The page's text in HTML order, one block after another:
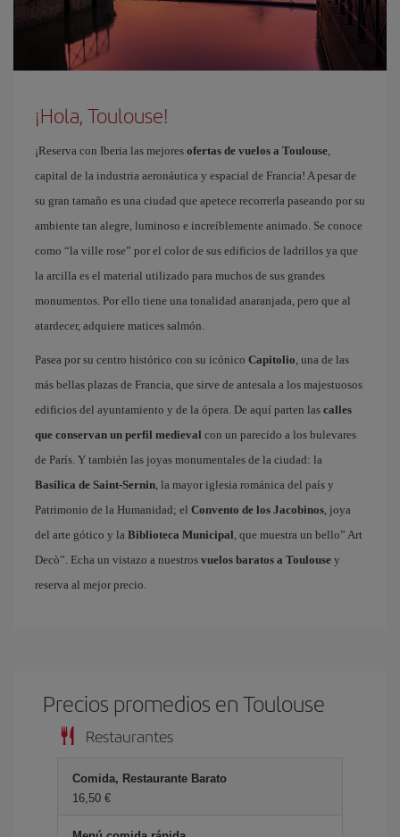
¡Hola, Toulouse!
¡Reserva con Iberia las mejores ofertas de vuelos a Toulouse,
capital de la industria aeronáutica y espacial de Francia! A pesar de
su gran tamaño es una ciudad que apetece recorrerla paseando por su
ambiente tan alegre, luminoso e increíblemente animado. Se conoce
como “la ville rose” por el color de sus edificios de ladrillos ya que
la arcilla es el material utilizado para muchos de sus grandes
monumentos. Por ello tiene una tonalidad anaranjada, pero que al
atardecer, adquiere matices salmón.
Pasea por su centro histórico con su icónico Capitolio, una de las
más bellas plazas de Francia, que sirve de antesala a los majestuosos
edificios del ayuntamiento y de la ópera. De aquí parten las calles
que conservan un perfil medieval con un parecido a los bulevares
de París. Y también las joyas monumentales de la ciudad: la
Basílica de Saint-Sernin, la mayor iglesia románica del país y
Patrimonio de la Humanidad; el Convento de los Jacobinos, joya
del arte gótico y la Biblioteca Municipal, que muestra un bello” Art
Decò”. Echa un vistazo a nuestros vuelos baratos a Toulouse y
reserva al mejor precio.
Precios promedios en Toulouse
Restaurantes
Comida, Restaurante Barato
16,50 €